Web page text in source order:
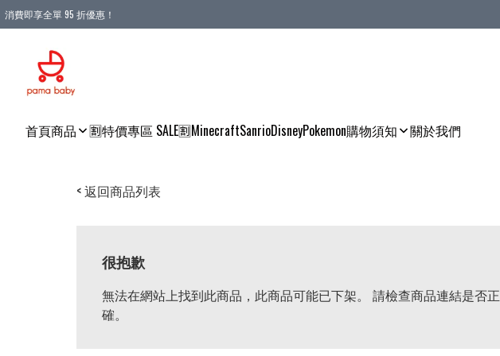
消費即享全單 95 折優惠！
首頁商品 🈹特價專區 SALE🈹MinecraftSanrioDisneyPokemon購物須知 關於我們
< 返回商品列表
很抱歉
無法在網站上找到此商品，此商品可能已下架。 請檢查商品連結是否正
確。